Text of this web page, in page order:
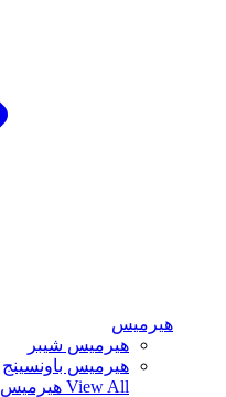
هيرميس
هيرميس شيبر
هيرميس باونسينج
View All هيرميس